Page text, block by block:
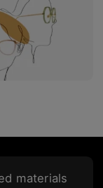
materials